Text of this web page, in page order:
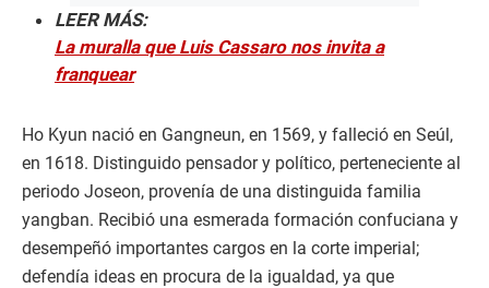
LEER MÁS:
La muralla que Luis Cassaro nos invita a
franquear
Ho Kyun nació en Gangneun, en 1569, y falleció en Seúl,
en 1618. Distinguido pensador y político, perteneciente al
periodo Joseon, provenía de una distinguida familia
yangban. Recibió una esmerada formación confuciana y
desempeñó importantes cargos en la corte imperial;
defendía ideas en procura de la igualdad, ya que